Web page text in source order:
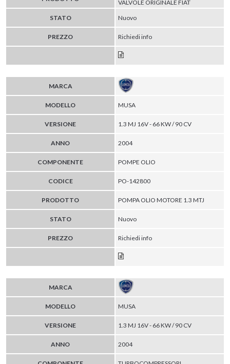
VALVOLE ORIGINALE FIAT
STATO
Nuovo
PREZZO Richiedi info
MARCA
MODELLO MUSA
VERSIONE 1.3 MJ 16V - 66 KW / 90 CV
ANNO 2004
COMPONENTE POMPE OLIO
CODICE PO-142800
PRODOTTO POMPA OLIO MOTORE 1.3 MTJ
STATO Nuovo
PREZZO Richiedi info
MARCA
MODELLO MUSA
VERSIONE 1.3 MJ 16V - 66 KW / 90 CV
ANNO 2004